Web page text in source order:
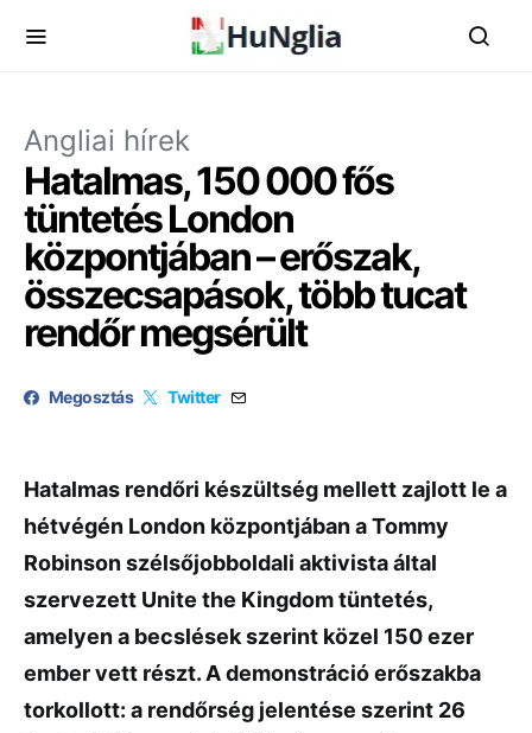
Angliai hírek
Hatalmas, 150 000 fős
tüntetés London
központjában – erőszak,
összecsapások, több tucat
rendőr megsérült
Megosztás Twitter
Hatalmas rendőri készültség mellett zajlott le a
hétvégén London központjában a Tommy
Robinson szélsőjobboldali aktivista által
szervezett Unite the Kingdom tüntetés,
amelyen a becslések szerint közel 150 ezer
ember vett részt. A demonstráció erőszakba
torkollott: a rendőrség jelentése szerint 26